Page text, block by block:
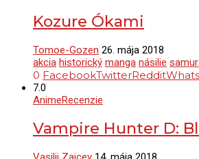
Kozure Ókami
Tomoe-Gozen 26. mája 2018
akcia historický manga násilie
0 FacebookTwitterReddit
7.0
AnimeRecenzie
Vampire Hunter D: